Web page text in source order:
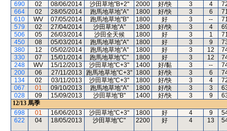
690
02 08/06/2014 沙田草地"B+2" 2000 好/快 3 4
664
02 28/05/2014 跑馬地草地"A" 1800 好/快 3 6
610
WV 07/05/2014 跑馬地草地"B" 1800 好 3 --
579
02 27/04/2014 沙田草地"A" 1800 好/快 3 4
506
05 26/03/2014 沙田全天候 1800 好 3 1
450
08 05/03/2014 跑馬地草地"A" 1800 好 3 9
380
12 05/02/2014 跑馬地草地"A" 1800 好 3 12
330
07 15/01/2014 跑馬地草地"C" 1800 好 3 12
248
WV 15/12/2013 沙田草地"C+3" 1400 好/黏 3 --
200
06 27/11/2013 跑馬地草地"C+3" 1800 好/快 3 6
134
02 03/11/2013 沙田草地"C+3" 1800 好/快 3 4
067
01 09/10/2013 跑馬地草地"A" 1800 好/快 3 3
028
09 15/09/2013 沙田草地"B" 1400 好/快 3 9
12/13 馬季
698
01 16/06/2013 沙田草地"C+3" 1800 好 4 9
622
04 18/05/2013 沙田草地"C" 2200 好 4 13